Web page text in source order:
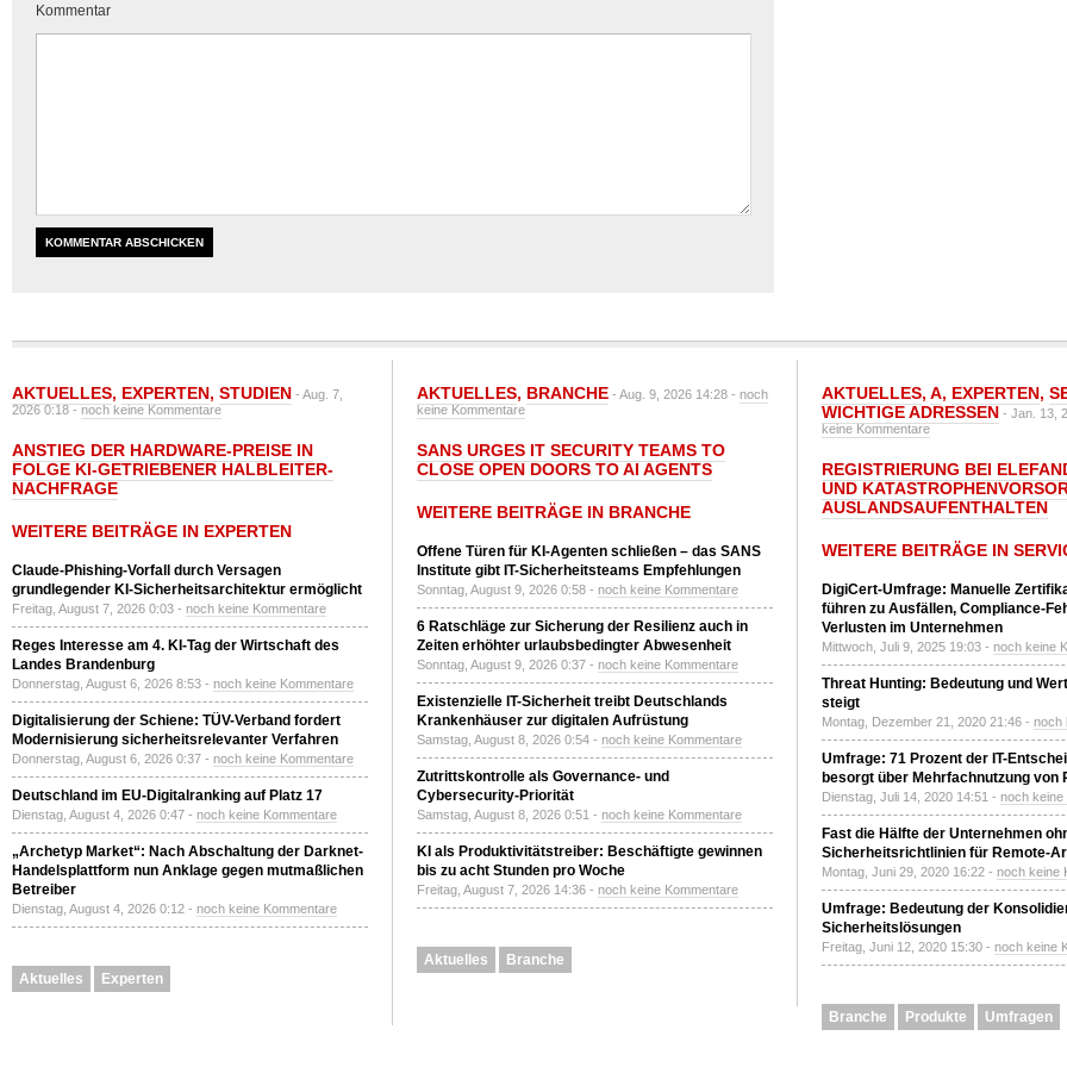
Kommentar
AKTUELLES, EXPERTEN, STUDIEN - Aug. 7,
2026 0:18 -noch keine Kommentare
ANSTIEG DER HARDWARE-PREISE IN
FOLGE KI-GETRIEBENER HALBLEITER-
NACHFRAGE
WEITERE BEITRÄGE IN EXPERTEN
Claude-Phishing-Vorfall durch Versagen
grundlegender KI-Sicherheitsarchitektur ermöglicht
Freitag, August 7, 2026 0:03 - noch keine Kommentare
Reges Interesse am 4. KI-Tag der Wirtschaft des
Landes Brandenburg
Donnerstag, August 6, 2026 8:53 - noch keine Kommentare
Digitalisierung der Schiene: TÜV-Verband fordert
Modernisierung sicherheitsrelevanter Verfahren
Donnerstag, August 6, 2026 0:37 - noch keine Kommentare
Deutschland im EU-Digitalranking auf Platz 17
Dienstag, August 4, 2026 0:47 - noch keine Kommentare
„Archetyp Market“: Nach Abschaltung der Darknet-
Handelsplattform nun Anklage gegen mutmaßlichen
Betreiber
Dienstag, August 4, 2026 0:12 - noch keine Kommentare
Aktuelles Experten
AKTUELLES, BRANCHE - Aug. 9, 2026 14:28 - noch
keine Kommentare
SANS URGES IT SECURITY TEAMS TO
CLOSE OPEN DOORS TO AI AGENTS
WEITERE BEITRÄGE IN BRANCHE
Offene Türen für KI-Agenten schließen – das SANS
Institute gibt IT-Sicherheitsteams Empfehlungen
Sonntag, August 9, 2026 0:58 - noch keine Kommentare
6 Ratschläge zur Sicherung der Resilienz auch in
Zeiten erhöhter urlaubsbedingter Abwesenheit
Sonntag, August 9, 2026 0:37 - noch keine Kommentare
Existenzielle IT-Sicherheit treibt Deutschlands
Krankenhäuser zur digitalen Aufrüstung
Samstag, August 8, 2026 0:54 - noch keine Kommentare
Zutrittskontrolle als Governance- und
Cybersecurity-Priorität
Samstag, August 8, 2026 0:51 - noch keine Kommentare
KI als Produktivitätstreiber: Beschäftigte gewinnen
bis zu acht Stunden pro Woche
Freitag, August 7, 2026 14:36 - noch keine Kommentare
Aktuelles Branche
AKTUELLES, A, EXPERTEN,
WICHTIGE ADRESSEN - Jan. 13,
keine Kommentare
REGISTRIERUNG BEI
UND
AUSLANDSAUFENTHALTEN
WEITERE BEITRÄGE IN
DigiCert-Umfrage: Manuelle
führen zu Ausfällen, Compliance-
Verlusten im Unternehmen
Mittwoch, Juli 9, 2025 19:03 - noch keine
Threat Hunting: Bedeutung und
steigt
Montag, Dezember 21, 2020 21:46 - noch
Umfrage: 71 Prozent der IT-
besorgt über Mehrfachnutzung von
Dienstag, Juli 14, 2020 14:51 - noch keine
Fast die Hälfte der Unternehmen
Sicherheitsrichtlinien für Remote-
Montag, Juni 29, 2020 16:22 - noch keine
Umfrage: Bedeutung der
Sicherheitslösungen
Freitag, Juni 12, 2020 15:30 - noch keine
Branche Produkte Umfragen